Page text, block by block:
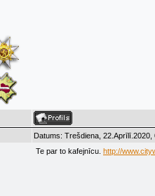
Datums: Trešdiena,
Te par to kafejnīcu. http://